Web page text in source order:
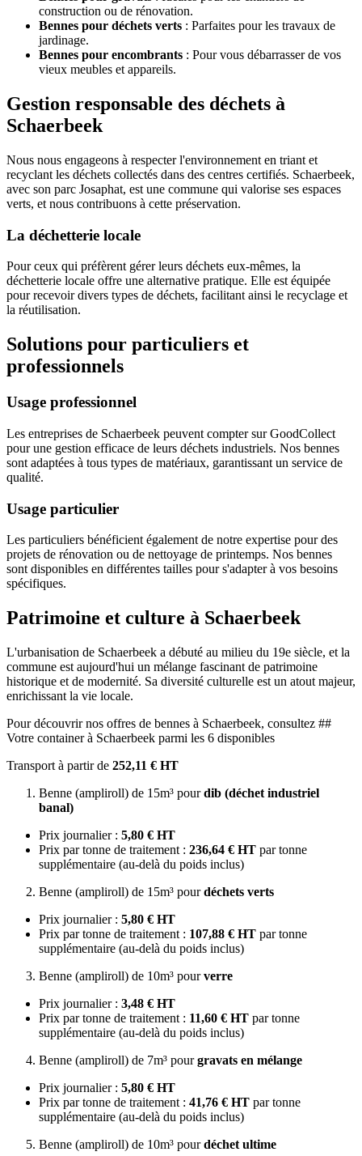
construction ou de rénovation.
Bennes pour déchets verts : Parfaites pour les travaux de
jardinage.
Bennes pour encombrants : Pour vous débarrasser de vos
vieux meubles et appareils.
Gestion responsable des déchets à
Schaerbeek
Nous nous engageons à respecter l'environnement en triant et
recyclant les déchets collectés dans des centres certifiés. Schaerbeek,
avec son parc Josaphat, est une commune qui valorise ses espaces
verts, et nous contribuons à cette préservation.
La déchetterie locale
Pour ceux qui préfèrent gérer leurs déchets eux-mêmes, la
déchetterie locale offre une alternative pratique. Elle est équipée
pour recevoir divers types de déchets, facilitant ainsi le recyclage et
la réutilisation.
Solutions pour particuliers et
professionnels
Usage professionnel
Les entreprises de Schaerbeek peuvent compter sur GoodCollect
pour une gestion efficace de leurs déchets industriels. Nos bennes
sont adaptées à tous types de matériaux, garantissant un service de
qualité.
Usage particulier
Les particuliers bénéficient également de notre expertise pour des
projets de rénovation ou de nettoyage de printemps. Nos bennes
sont disponibles en différentes tailles pour s'adapter à vos besoins
spécifiques.
Patrimoine et culture à Schaerbeek
L'urbanisation de Schaerbeek a débuté au milieu du 19e siècle, et la
commune est aujourd'hui un mélange fascinant de patrimoine
historique et de modernité. Sa diversité culturelle est un atout majeur,
enrichissant la vie locale.
Pour découvrir nos offres de bennes à Schaerbeek, consultez ##
Votre container à Schaerbeek parmi les 6 disponibles
Transport à partir de 252,11 € HT
Benne (ampliroll) de 15m³ pourdib (déchet industriel
banal)
Prix journalier : 5,80 € HT
Prix par tonne de traitement : 236,64 € HT par tonne
supplémentaire (au-delà du poids inclus)
Benne (ampliroll) de 15m³ pourdéchets verts
Prix journalier : 5,80 € HT
Prix par tonne de traitement : 107,88 € HT par tonne
supplémentaire (au-delà du poids inclus)
Benne (ampliroll) de 10m³ pourverre
Prix journalier : 3,48 € HT
Prix par tonne de traitement : 11,60 € HT par tonne
supplémentaire (au-delà du poids inclus)
Benne (ampliroll) de 7m³ pourgravats en mélange
Prix journalier : 5,80 € HT
Prix par tonne de traitement : 41,76 € HT par tonne
supplémentaire (au-delà du poids inclus)
Benne (ampliroll) de 10m³ pourdéchet ultime